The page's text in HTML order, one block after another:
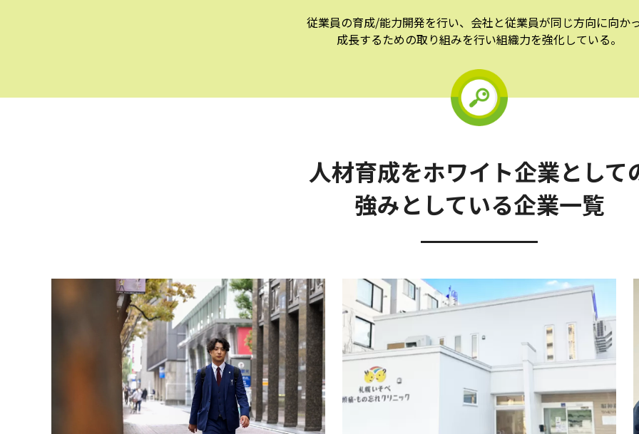
従業員の育成/能力開発を行い、会社と従業員が同じ方向に向か
成長するための取り組みを行い組織力を強化している。
⼈材育成をホワイト企業として
強みとしている企業⼀覧